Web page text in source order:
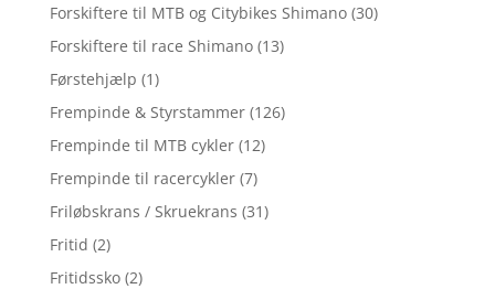
Forskiftere til MTB og Citybikes Shimano (30)
Forskiftere til race Shimano (13)
Førstehjælp (1)
Frempinde & Styrstammer (126)
Frempinde til MTB cykler (12)
Frempinde til racercykler (7)
Friløbskrans / Skruekrans (31)
Fritid (2)
Fritidssko (2)